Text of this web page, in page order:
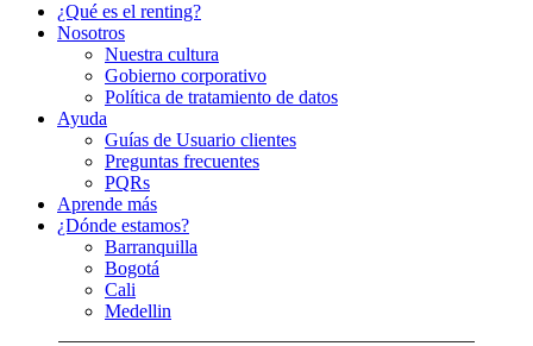
¿Qué es el renting?
Nosotros
Nuestra cultura
Gobierno corporativo
Política de tratamiento de datos
Ayuda
Guías de Usuario clientes
Preguntas frecuentes
PQRs
Aprende más
¿Dónde estamos?
Barranquilla
Bogotá
Cali
Medellin